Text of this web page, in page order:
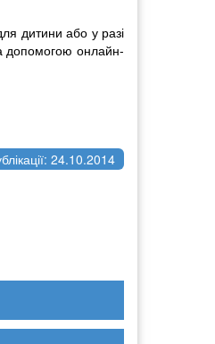
дитини або у разі
допомогою онлайн-
24.10.2014